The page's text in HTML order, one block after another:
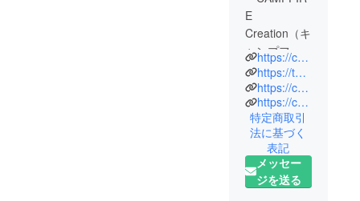
E
Creation（キ
ャンプファ
イヤー クリ
エーショ
ン）」は、
株式会社
CAMPFIRE
の商品企画
チームで
す。
https://camp-fire.jp/creation
https://twitter.com/CF_Creation
https://camp-fire.jp/privacy
https://camp-fire.jp/inquiries
特定商取引
法に基づく
表記
メッセー
ジを送る